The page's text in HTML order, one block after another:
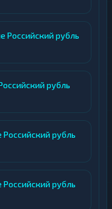
Российский рубль
рубль
рубль
рубль